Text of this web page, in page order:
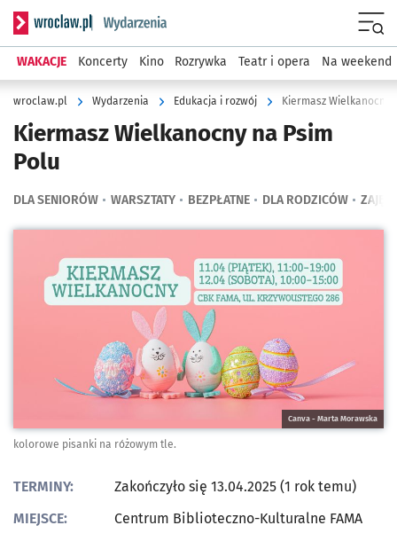
Serwis informacyjny wroclaw.pl podserwis: Wydarzenia
WAKACJE Koncerty Kino Rozrywka Teatr i opera Na weekend
wroclaw.pl Wydarzenia Edukacja i rozwój Kiermasz Wielkanocny
Kiermasz Wielkanocny na Psim
Polu
DLA SENIORÓW WARSZTATY BEZPŁATNE DLA RODZICÓW
Canva - Marta Morawska
kolorowe pisanki na różowym tle.
TERMINY:
Zakończyło się 13.04.2025 (1 rok temu)
MIEJSCE:
Centrum Biblioteczno-Kulturalne FAMA